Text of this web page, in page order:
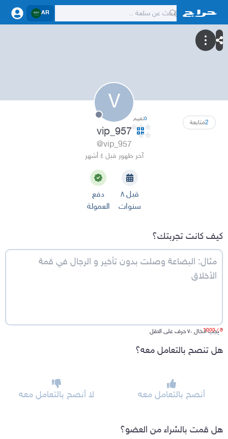
AR
V
2متابعة 0تقييم
vip_957
@vip_957
آخر ظهور قبل ٤ أشهر
قبل ٨
سنوات
دفع
العمولة
كيف كانت تجربتك؟
*يجب ادخال ٧٠ حرف على الاقل0
/ 1000
هل تنصح بالتعامل معه؟
أنصح بالتعامل معه لا أنصح بالتعامل معه
هل قمت بالشراء من العضو؟